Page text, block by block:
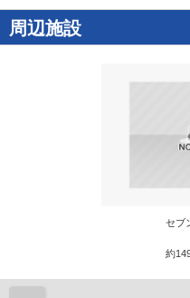
周辺施設
セブ
約